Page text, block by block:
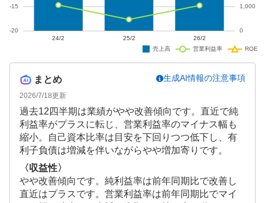
まとめ
2026/7/18更新
生成AI情報の注意事項
過去12四半期は業績がやや改善傾向です。直近で純
利益率がプラスに転じ、営業利益率のマイナス幅も
縮小。自己資本比率は目安を下回りつつ低下し、有
利子負債は増減を伴いながらやや増加寄りです。
〈収益性〉
やや改善傾向です。純利益率は前年同期比で改善し
直近はプラスです。営業利益率は前年同期比でマイ